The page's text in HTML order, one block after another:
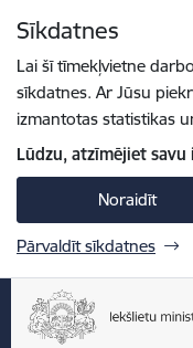
Sīkdatnes
Lai šī tīmekļvietne
sīkdatnes. Ar Jūsu
izmantotas statistikas
Lūdzu, atzīmējiet savu
Noraidīt
Pārvaldīt sīkdatnes